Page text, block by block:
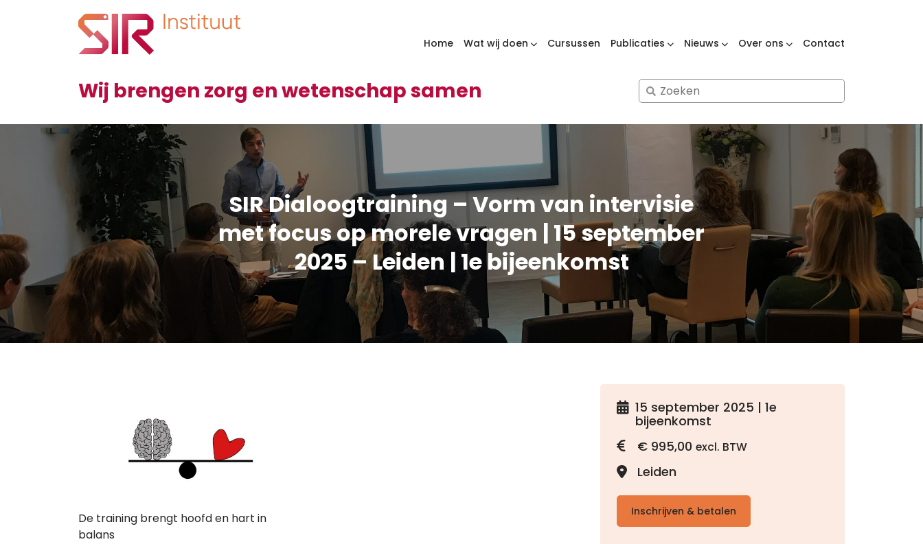
Home Wat wij doen Cursussen Publicaties Nieuws Over ons Contact
Wij brengen zorg en wetenschap samen
Search
for:
SIR Dialoogtraining – Vorm van intervisie
met focus op morele vragen | 15 september
2025 – Leiden | 1e bijeenkomst
15 september 2025 | 1e
bijeenkomst
€ 995,00 excl. BTW
Leiden
Inschrijven & betalen
De training brengt hoofd en hart in
balans